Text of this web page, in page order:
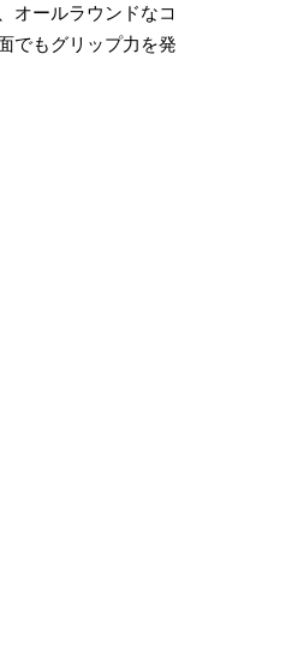
オールラウンドなコ
でもグリップ力を発